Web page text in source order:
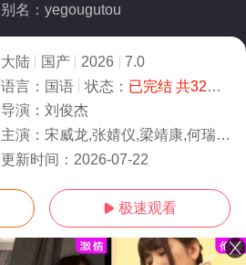
别名：yegougutou
大陆 国产 2026
7.0
语言： 国语 状态： 已完结 共32集
导演： 刘俊杰
主演： 宋威龙,张婧仪,梁靖康,何瑞贤,练练,何明翰,周铁,赵龙豪,田征,苗若
更新时间： 2026-07-22
 极速观看